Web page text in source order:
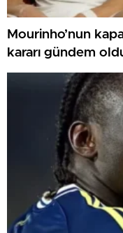
Mourinho’nun
kararı gündem